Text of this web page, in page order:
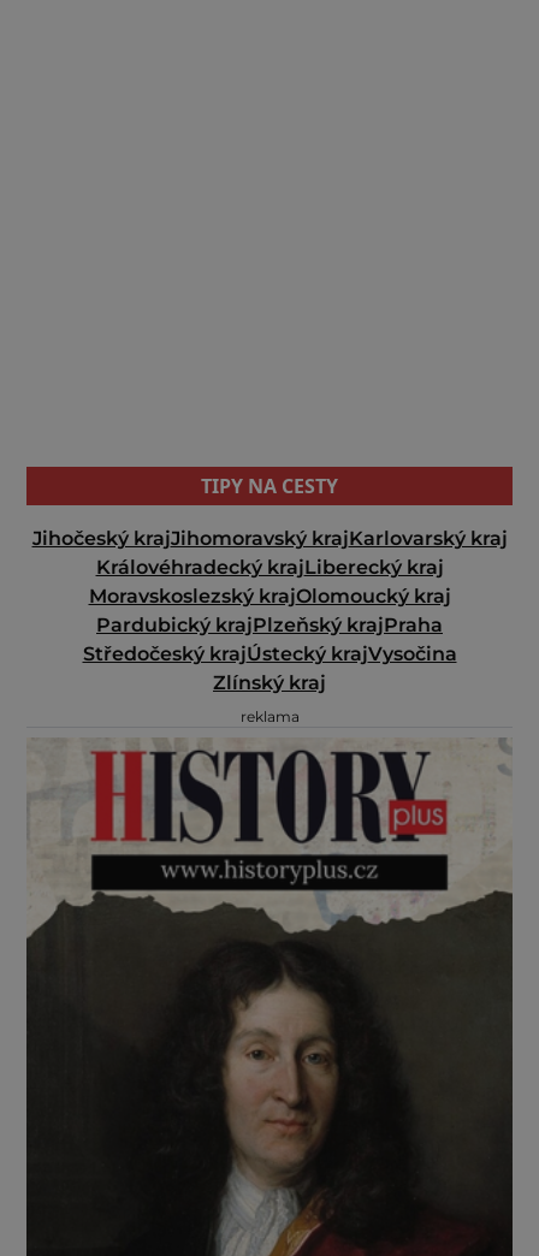
TIPY NA CESTY
Jihočeský krajJihomoravský krajKarlovarský kraj
Královéhradecký krajLiberecký kraj
Moravskoslezský krajOlomoucký kraj
Pardubický krajPlzeňský krajPraha
Středočeský krajÚstecký krajVysočina
Zlínský kraj
reklama